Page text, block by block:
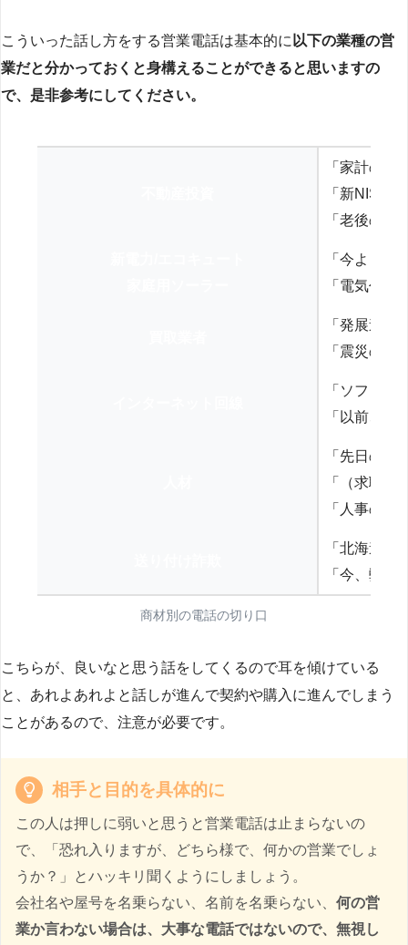
こういった話し方をする営業電話は基本的に 以下の業種の営
業だと分かっておくと身構えることができると思いますの
で、是非参考にしてください。
「家計の見
「新NISA
「老後の
「今より
「電気代を
「発展途
「震災の
「ソフト
「以前、
「先日の
「（求職
「人事の方
「北海道
「今、弊
商材別の電話の切り口
こちらが、良いなと思う話をしてくるので耳を傾けている
と、あれよあれよと話しが進んで契約や購入に進んでしまう
ことがあるので、注意が必要です。
相手と目的を具体的に
この人は押しに弱いと思うと営業電話は止まらないの
で、「恐れ入りますが、どちら様で、何かの営業でしょ
うか？」とハッキリ聞くようにしましょう。
会社名や屋号を名乗らない、名前を名乗らない、 何の営
業か言わない場合は、大事な電話ではないので、無視し